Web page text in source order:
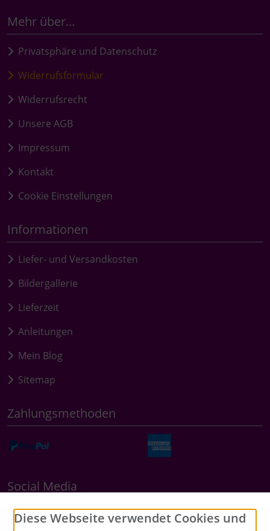
Mehr über...
Privatsphäre und Datenschutz
Widerrufsformular
Widerrufsrecht
Unsere AGB
Impressum
Kontakt
Cookie Einstellungen
Informationen
Liefer- und Versandkosten
Bildergallerie
Lieferzeit
Anleitungen
Mein Blog
Sitemap
Zahlungsmethoden
Social Media
Diese Webseite verwendet Cookies und